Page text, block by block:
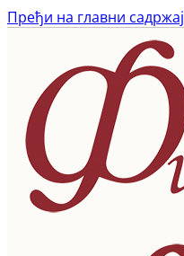
Пређи на главни садржај